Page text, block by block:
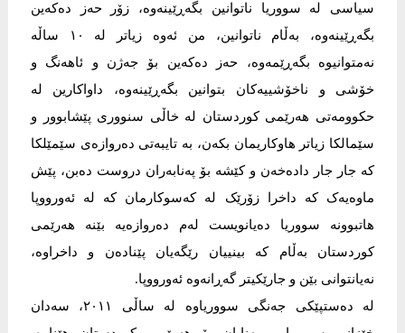
سیاسی لە سووریا ناتوانین بگەڕێینەوە، زۆر حەز دەکەین
بگەڕێینەوە، بەڵام ناتوانین، من ئەوە زیاتر لە ١٠ ساڵە
نەمتوانیوە بگەڕێمەوە، حەز دەکەین بۆ جەژن و ئاھەنگ و
خۆشی و ناخۆشییەکان بتوانین بگەڕێینەوە، داواکارین لە
حکوومەتی ھەرێمی کوردستان لە خاڵی سنووری پێشابوور و
سێمالکا زیاتر ھاوکاریمان بکەن، بە تایبەتی دەروازەی سێمێلکا
کە جار جار دادەخەن و کێشە بۆ پەنابەران دروست دەبن، پێش
ماوەیەک کە داخرا زۆرێک لە کەسوکارمان کە لە ئەورووپا
ھاتبوونە سووریا دەیانویست لەم دەروازەیە بێنە ھەرێمی
کوردستان بەڵام کە بینییان رێگەیان پێنادەن و داخراوە،
نەیانتوانی بێن و جارێکیتر گەڕانەوە ئەورووپا.
لە دەستپێکی جەنگی سووریاوە لە ساڵی ٢٠١١، سەدان